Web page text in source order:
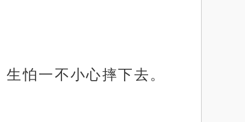
怕一不小心摔下去。